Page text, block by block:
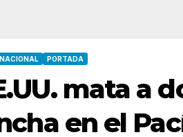
PORTADA
mata a
en el